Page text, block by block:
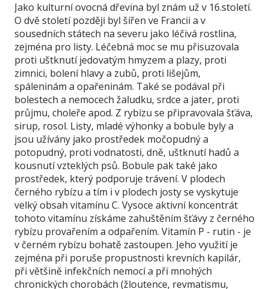
Jako kulturní ovocná dřevina byl znám už v 16.století.
O dvě století později byl šířen ve Francii a v
sousedních státech na severu jako léčivá rostlina,
zejména pro listy. Léčebná moc se mu přisuzovala
proti uštknutí jedovatým hmyzem a plazy, proti
zimnici, bolení hlavy a zubů, proti lišejům,
spáleninám a opařeninám. Také se podával při
bolestech a nemocech žaludku, srdce a jater, proti
průjmu, choleře apod. Z rybízu se připravovala šťáva,
sirup, rosol. Listy, mladé výhonky a bobule byly a
jsou užívány jako prostředek močopudný a
potopudný, proti vodnatosti, dně, uštknutí hadů a
kousnutí vzteklých psů. Bobule pak také jako
prostředek, který podporuje trávení. V plodech
černého rybízu a tím i v plodech josty se vyskytuje
velký obsah vitamínu C. Vysoce aktivní koncentrát
tohoto vitamínu získáme zahuštěním šťávy z černého
rybízu provařením a odpařením. Vitamín P - rutin - je
v černém rybízu bohatě zastoupen. Jeho využití je
zejména při poruše propustnosti krevních kapilár,
při většině infekčních nemocí a při mnohých
chronických chorobách (žloutence, revmatismu,